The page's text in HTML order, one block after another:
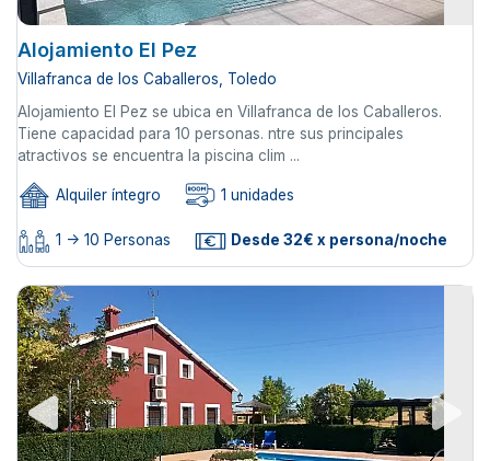
Alojamiento El Pez
Villafranca de los Caballeros, Toledo
Alojamiento El Pez se ubica en Villafranca de los Caballeros.
Tiene capacidad para 10 personas. ntre sus principales
atractivos se encuentra la piscina clim ...
Alquiler íntegro 1 unidades
1 -> 10 Personas Desde 32€ x persona/noche